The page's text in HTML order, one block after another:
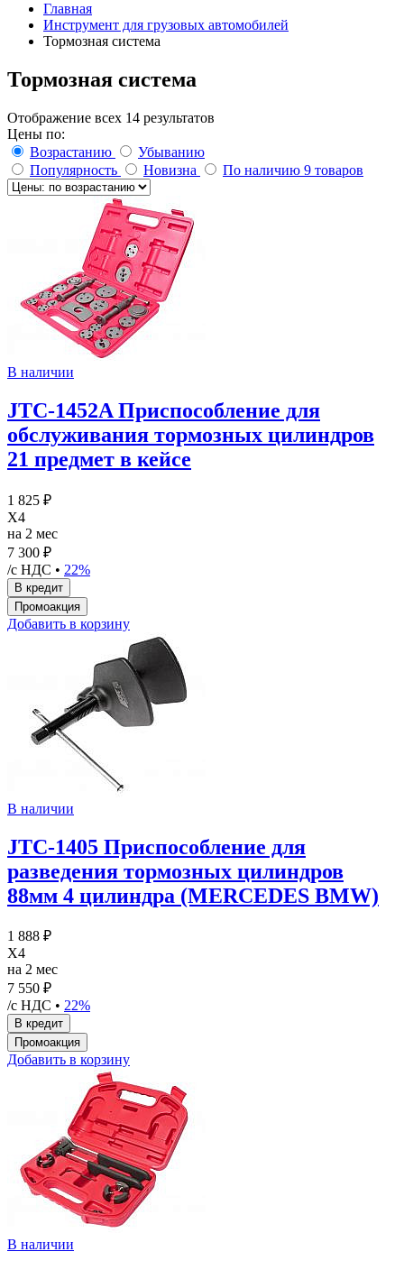
Главная
Инструмент для грузовых автомобилей
Тормозная система
Тормозная система
Отображение всех 14 результатов
Цены по:
Возрастанию
Убыванию
Популярность
Новизна По наличию 9 товаров
В наличии
JTC-1452A Приспособление для
обслуживания тормозных цилиндров
21 предмет в кейсе
1 825 ₽
X4
на 2 мес
7 300 ₽
/с НДС • 22%
Добавить в корзину
В наличии
JTC-1405 Приспособление для
разведения тормозных цилиндров
88мм 4 цилиндра (MERCEDES BMW)
1 888 ₽
X4
на 2 мес
7 550 ₽
/с НДС • 22%
Добавить в корзину
В наличии